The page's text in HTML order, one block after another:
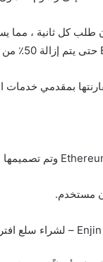
التقنية هناك القدرة
بمقدمي خدمات